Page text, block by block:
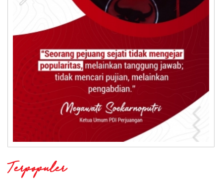
Terpopuler